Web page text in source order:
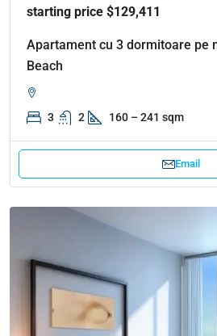
starting price $129,411
Apartament cu 3 dormitoare pe
Beach
3 2 160 – 241 sqm
Email